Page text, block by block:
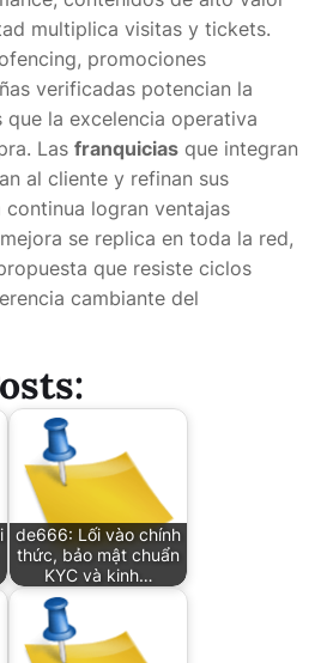
multiplica visitas y tickets.
promociones
verificadas potencian la
la excelencia operativa
Las franquicias que integran
al cliente y refinan sus
logran ventajas
se replica en toda la red,
que resiste ciclos
cambiante del
de666: Lối vào chính
thức, bảo mật chuẩn
KYC và kinh…